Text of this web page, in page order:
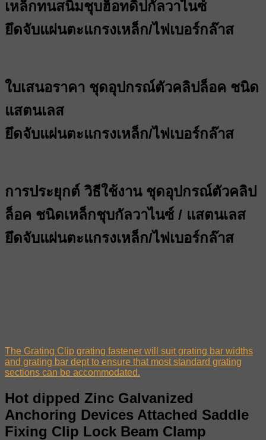
เหล็กทนสนิมชุบฮ็อทดิ๊ปกัลวาไนซ์
ยึดจับแผ่นตะแกรงเหล็ก/ไฟเบอร์กล๊าส
ใบเสนอราคา ชุดอุปกรณ์ตัวคลิปล็อค ชนิด
แสตนเลส
ยึดจับแผ่นตะแกรงเหล็ก/ไฟเบอร์กล๊าส
การประยุกต์ วิธีใช้งาน ชุดอุปกรณ์ตัวคลิป
ล็อค ชนิดเหล็กชุบกัลวาไนซ์ / แสตนเลส
ยึดจับแผ่นตะแกรงเหล็ก/ไฟเบอร์กล๊าส
The Grating Clip grating fastener will suit grating bar widths
and grating bar dept to ensure that most standard grating
sections can be accommodated.
Hot dipped Zinc Galvanized
Anchoring Devices Attached Saddle
Fixing Clip Lock Beam Clamp